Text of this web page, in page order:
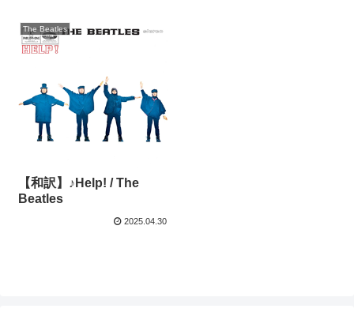
The Beatles
【和訳】♪Help! / The
Beatles
2025.04.30